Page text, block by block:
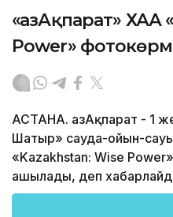
«ҚазАқпарат» ХАА
Power»
АСТАНА. ҚазАқпарат - 1
Шатыр» сауда-ойын-
«Kazakhstan: Wise
ашылады, деп хабарлайды